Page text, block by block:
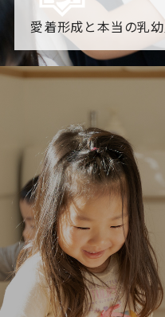
愛着形成と本当の乳
園からのお知らせ
「すくすく子育て」でリ
各園のブログ
2026.08.06 赤しそジュー
5 【そら組】誕生会
一覧を見る